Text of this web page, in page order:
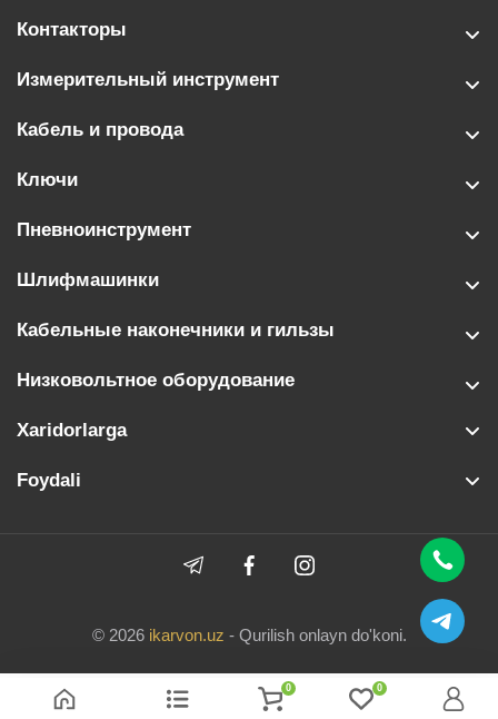
Контакторы
Измерительный инструмент
Кабель и провода
Ключи
Пневноинструмент
Шлифмашинки
Кабельные наконечники и гильзы
Низковольтное оборудование
Xaridorlarga
Foydali
© 2026 ikarvon.uz - Qurilish onlayn do'koni.
0 0